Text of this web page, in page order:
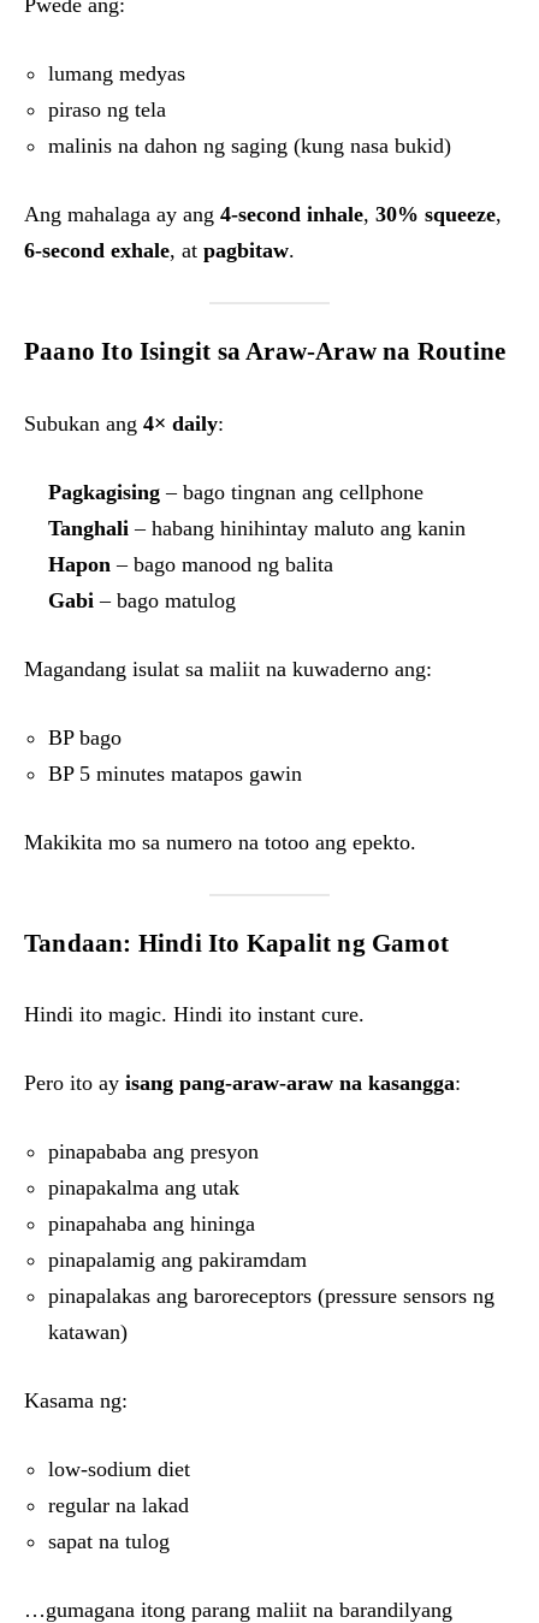
Pwede ang:
lumang medyas
piraso ng tela
malinis na dahon ng saging (kung nasa bukid)
Ang mahalaga ay ang 4-second inhale, 30% squeeze,
6-second exhale, at pagbitaw.
Paano Ito Isingit sa Araw-Araw na Routine
Subukan ang 4× daily:
Pagkagising – bago tingnan ang cellphone
Tanghali – habang hinihintay maluto ang kanin
Hapon – bago manood ng balita
Gabi – bago matulog
Magandang isulat sa maliit na kuwaderno ang:
BP bago
BP 5 minutes matapos gawin
Makikita mo sa numero na totoo ang epekto.
Tandaan: Hindi Ito Kapalit ng Gamot
Hindi ito magic. Hindi ito instant cure.
Pero ito ay isang pang-araw-araw na kasangga:
pinapababa ang presyon
pinapakalma ang utak
pinapahaba ang hininga
pinapalamig ang pakiramdam
pinapalakas ang baroreceptors (pressure sensors ng
katawan)
Kasama ng:
low-sodium diet
regular na lakad
sapat na tulog
…gumagana itong parang maliit na barandilyang